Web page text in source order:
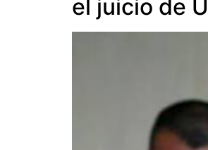
el juicio de